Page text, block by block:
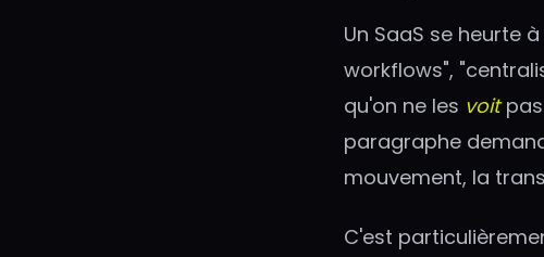
Un SaaS se heurte
workflows",
qu'on ne les voit
paragraphe
mouvement, la
C'est